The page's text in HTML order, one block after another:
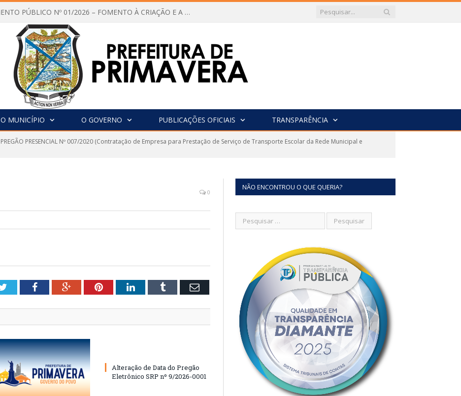
CHAMAMENTO PÚBLICO Nº 01/2026 – FOMENTO À CRIAÇÃO E A CIRCULAÇÃO DE PRODUÇÕES CULTURAIS – Aldir Blanc
O MUNICÍPIO O GOVERNO PUBLICAÇÕES OFICIAIS TRANSPARÊNCIA
PREGÃO PRESENCIAL Nº 007/2020 (Contratação de Empresa para Prestação de Serviço de Transporte Escolar da Rede Municipal e
0
TwitterFacebookGoogle+PinterestLinkedInTumblr Email
Alteração de Data do Pregão
Eletrônico SRP nº 9/2026-0001
NÃO ENCONTROU O QUE QUERIA?